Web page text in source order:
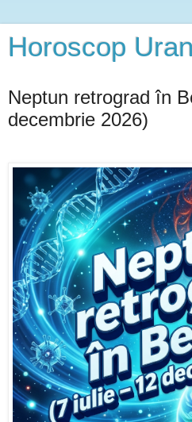
Horoscop
Neptun retrograd în
decembrie 2026)